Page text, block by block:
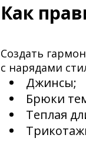
Как
Создать
с нарядами
Джинсы;
Брюки
Теплая